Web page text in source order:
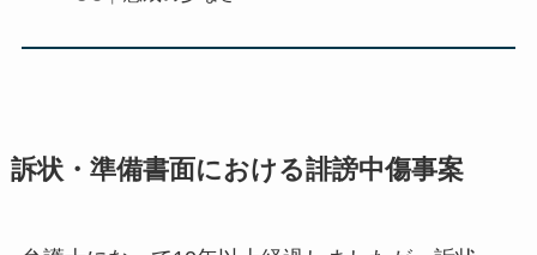
訴状・準備書面における誹謗中傷事案